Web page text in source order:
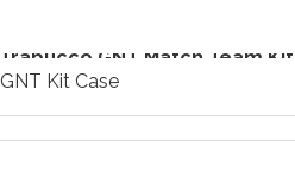
GNT Match Team
GNT Kit Case